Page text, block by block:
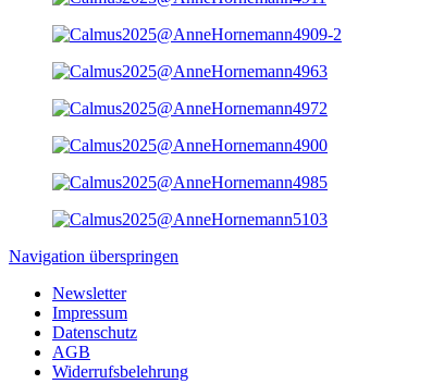
Navigation überspringen
Newsletter
Impressum
Datenschutz
AGB
Widerrufsbelehrung